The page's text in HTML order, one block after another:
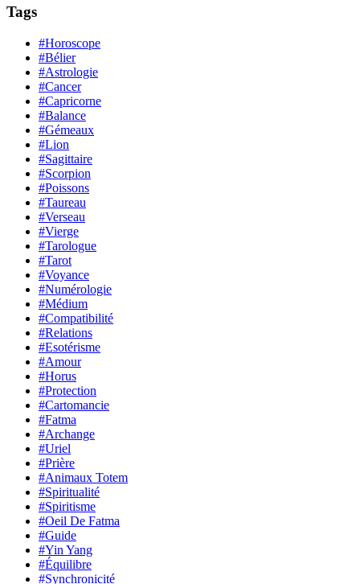
Tags
#Horoscope
#Bélier
#Astrologie
#Cancer
#Capricorne
#Balance
#Gémeaux
#Lion
#Sagittaire
#Scorpion
#Poissons
#Taureau
#Verseau
#Vierge
#Tarologue
#Tarot
#Voyance
#Numérologie
#Médium
#Compatibilité
#Relations
#Esotérisme
#Amour
#Horus
#Protection
#Cartomancie
#Fatma
#Archange
#Uriel
#Prière
#Animaux Totem
#Spiritualité
#Spiritisme
#Oeil De Fatma
#Guide
#Yin Yang
#Équilibre
#Synchronicité